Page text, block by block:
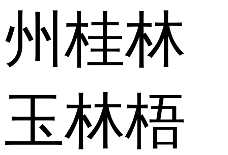
州桂林
玉林梧